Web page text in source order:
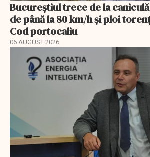
Bucureștiul trece de la
de până la 80 km/h și ploi
Cod portocaliu
06 AUGUST 2026